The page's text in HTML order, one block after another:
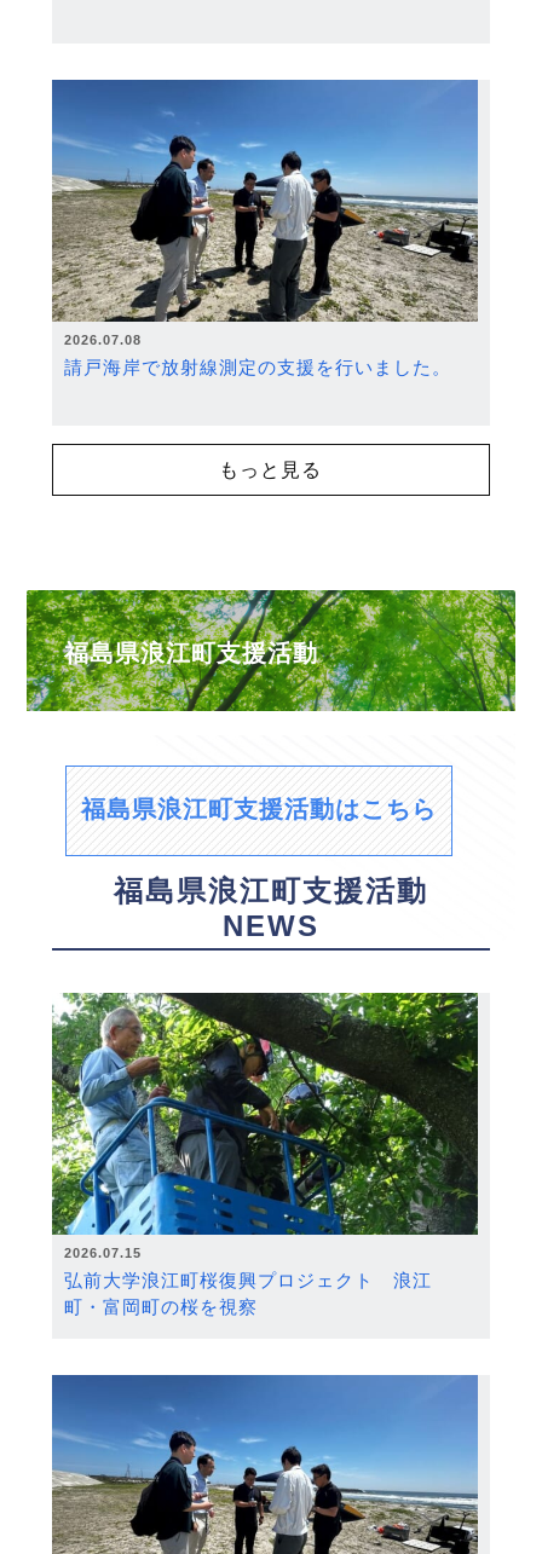
2026.07.08
請戸海岸で放射線測定の支援を行いました。
もっと見る
福島県浪江町支援活動
福島県浪江町支援活動はこちら
福島県浪江町支援活動
NEWS
2026.07.15
弘前大学浪江町桜復興プロジェクト 浪江
町・富岡町の桜を視察